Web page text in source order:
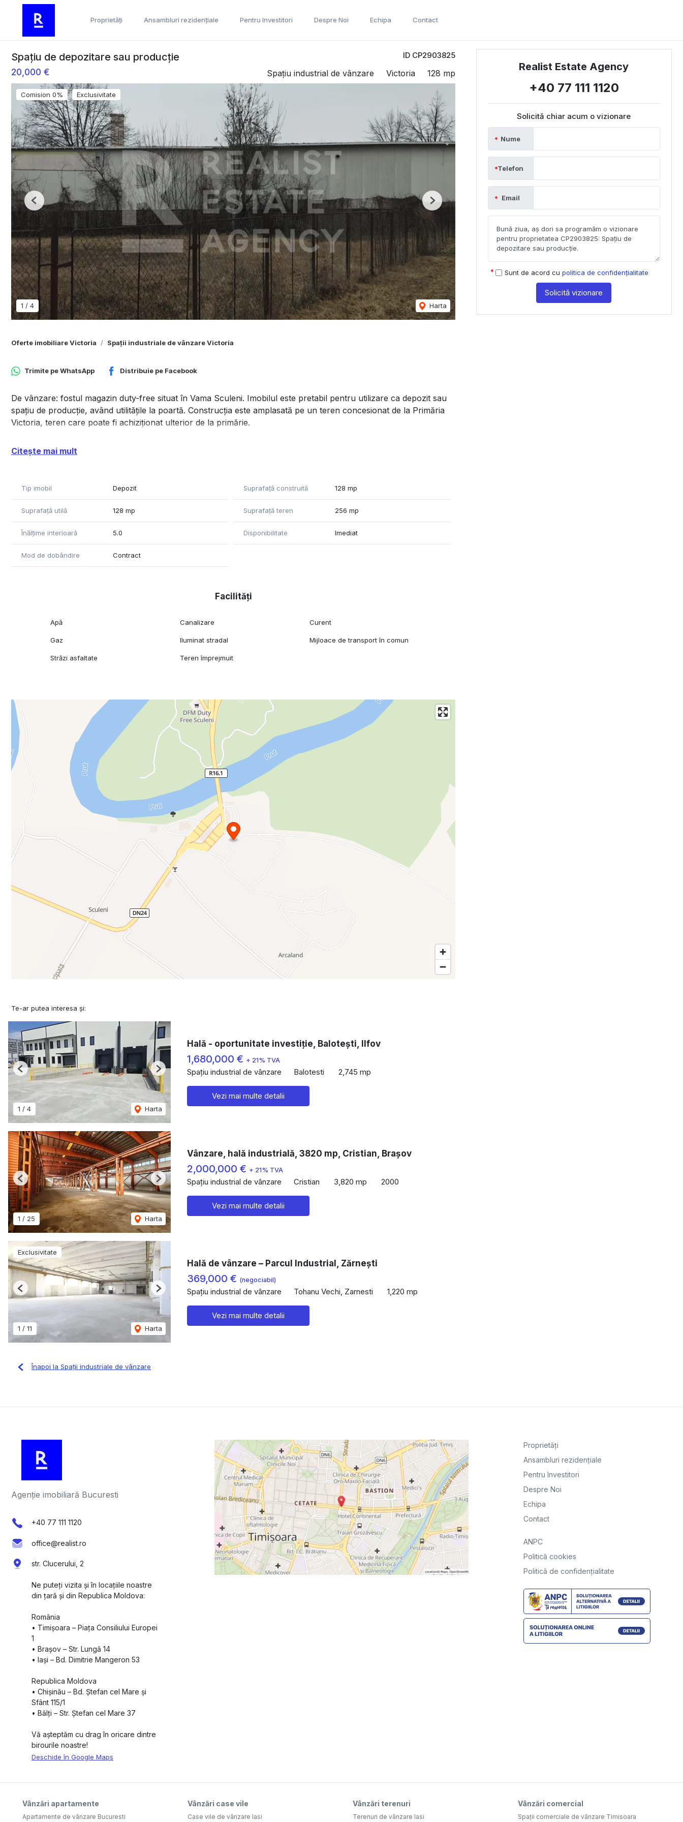
Proprietăți Ansambluri rezidențiale Pentru Investitori Despre Noi Echipa Contact
ID CP2903825
Spațiu de depozitare sau producție
20,000 € Spațiu industrial de vânzare Victoria 128 mp
Comision 0% Exclusivitate
1 / 4 Harta
Previous Next
Oferte imobiliare Victoria Spații industriale de vânzare Victoria
Trimite peWhatsApp Distribuie pe Facebook
De vânzare: fostul magazin duty-free situat în Vama Sculeni. Imobilul este pretabil pentru utilizare ca depozit sau
spațiu de producție, având utilitățile la poartă. Construcția este amplasată pe un teren concesionat de la Primăria
Victoria, teren care poate fi achiziționat ulterior de la primărie.
Citește mai mult
Tip imobil Depozit Suprafață construită 128 mp
Suprafață utilă 128 mp Suprafață teren 256 mp
Înălțime interioară 5.0 Disponibilitate Imediat
Mod de dobândire Contract
Facilități
Apă Canalizare Curent
Gaz Iluminat stradal Mijloace de transport în comun
Străzi asfaltate Teren împrejmuit
Realist Estate Agency
+40 77 111 1120
Solicită chiar acum o vizionare
Nume
Telefon
Email
Sunt de acord cu politica de confidențialitate
Solicită vizionare
Te-ar putea interesa și:
1 / 4 Harta
Previous Next
Hală - oportunitate investiție, Balotești, Ilfov
1,680,000 € + 21% TVA
Spațiu industrial de vânzare Balotesti 2,745 mp
Vezi mai multe detalii
1 / 25 Harta
Previous Next
Vânzare, hală industrială, 3820 mp, Cristian, Brașov
2,000,000 € + 21% TVA
Spațiu industrial de vânzare Cristian 3,820 mp 2000
Vezi mai multe detalii
Exclusivitate
1 / 11 Harta
Previous Next
Hală de vânzare – Parcul Industrial, Zărnești
369,000 € (negociabil)
Spațiu industrial de vânzare Tohanu Vechi, Zarnesti 1,220 mp
Vezi mai multe detalii
Înapoi la Spații industriale de vânzare
Agenție imobiliară Bucuresti
+40 77 111 1120
office@realist.ro
str. Clucerului, 2
Ne puteți vizita și în locațiile noastre
din țară și din Republica Moldova:
România
•⁠ ⁠Timișoara – Piața Consiliului Europei
1
•⁠ ⁠Brașov – Str. Lungă 14
•⁠ ⁠Iași – Bd. Dimitrie Mangeron 53
Republica Moldova
•⁠ ⁠Chișinău – Bd. Ștefan cel Mare și
Sfânt 115/1
•⁠ ⁠Bălți – Str. Ștefan cel Mare 37
Vă așteptăm cu drag în oricare dintre
birourile noastre!
Deschide în Google Maps
Proprietăți
Ansambluri rezidențiale
Pentru Investitori
Despre Noi
Echipa
Contact
ANPC
Politică cookies
Politică de confidențialitate
Vânzări apartamente
Apartamente de vânzare Bucuresti
Vânzări case vile
Case vile de vânzare Iasi
Vânzări terenuri
Terenuri de vânzare Iasi
Vânzări comercial
Spații comerciale de vânzare Timisoara